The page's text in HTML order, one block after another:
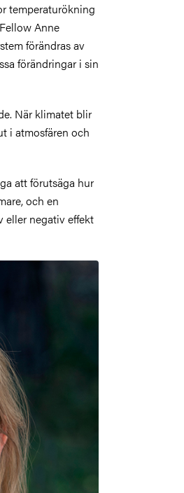
temperaturökning
Anne
förändras av
förändringar i sin
När klimatet blir
i atmosfären och
att förutsäga hur
och en
eller negativ effekt